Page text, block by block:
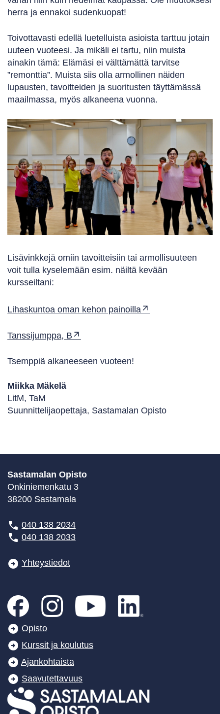
herra ja ennakoi sudenkuopat!
Toivottavasti edellä luetelluista asioista tarttuu jotain
uuteen vuoteesi. Ja mikäli ei tartu, niin muista
ainakin tämä: Elämäsi ei välttämättä tarvitse
”remonttia”. Muista siis olla armollinen näiden
lupausten, tavoitteiden ja suoritusten täyttämässä
maailmassa, myös alkaneena vuonna.
Lisävinkkejä omiin tavoitteisiin tai armollisuuteen
voit tulla kyselemään esim. näiltä kevään
kursseiltani:
Lihaskuntoa oman kehon painoilla
Tanssijumppa, B
Tsemppiä alkaneeseen vuoteen!
Miikka Mäkelä
LitM, TaM
Suunnittelijaopettaja, Sastamalan Opisto
Sastamalan Opisto
Onkiniemenkatu 3
38200 Sastamala
040 138 2034
040 138 2033
Yhteystiedot
Opisto
Kurssit ja koulutus
Ajankohtaista
Saavutettavuus